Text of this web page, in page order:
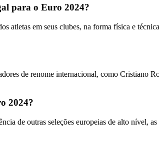
para o Euro 2024?
atletas em seus clubes, na forma física e
de renome internacional, como Cristiano
2024?
de outras seleções europeias de alto nível,